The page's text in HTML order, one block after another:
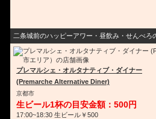
二条城前のハッピーアワー・昼飲み・せんべろ
プレマルシェ・オルタナティブ・ダイナー
(Premarche Alternative Diner)
京都市
生ビール1杯の目安金額：500円
17:00~18:30 生ビール￥500